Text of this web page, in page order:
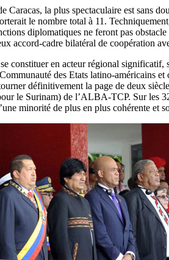
Caracas, la plus spectaculaire est sans
le nombre total à 11.
diplomatiques ne feront pas
accord-cadre bilatéral de coopération
constituer en acteur régional significatif,
des Etats latino-américains
définitivement la page de deux
le Surinam) de l’ALBA-TCP. Sur les
minorité de plus en plus cohérente et